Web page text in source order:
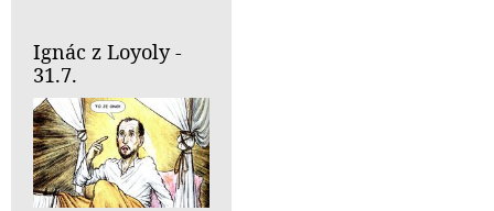
Ignác z Loyoly -
31.7.